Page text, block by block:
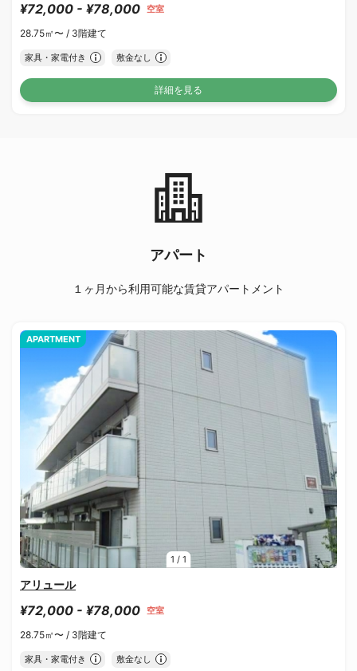
¥72,000 - ¥78,000 空室
28.75㎡〜 / 3階建て
家具・家電付き 敷金なし
詳細を見る
アパート
１ヶ月から利用可能な賃貸アパートメント
1 / 1
APARTMENT
アリュール
¥72,000 - ¥78,000 空室
28.75㎡〜 / 3階建て
家具・家電付き 敷金なし